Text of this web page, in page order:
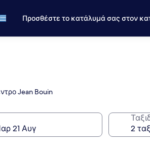
Προσθέστε το κατάλυμά σας στον
Jean Bouin